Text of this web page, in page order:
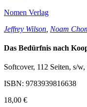
Nomen Verlag
Jeffrey Wilson Noam
Das Bedürfnis nach
Softcover, 112 Seiten, s/
ISBN: 9783939816638
18,00 €